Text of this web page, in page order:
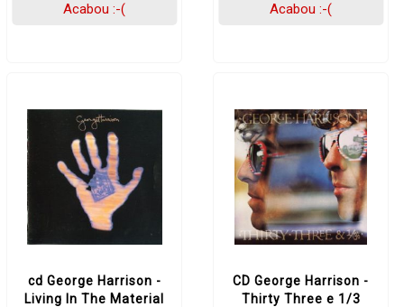
Acabou :-( Acabou :-(
cd George Harrison -
Living In The Material
CD George Harrison -
Thirty Three e 1/3